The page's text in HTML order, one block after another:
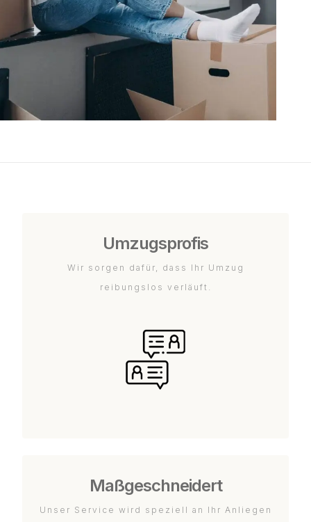
Umzugsprofis
Wir sorgen dafür, dass Ihr Umzug
reibungslos verläuft.
Maßgeschneidert
Unser Service wird speziell an Ihr Anliegen